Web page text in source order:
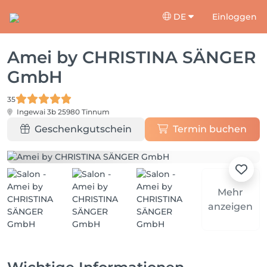
DE Einloggen
Amei by CHRISTINA SÄNGER
GmbH
35
Ingewai 3b 25980 Tinnum
Geschenkgutschein Termin buchen
Mehr
anzeigen